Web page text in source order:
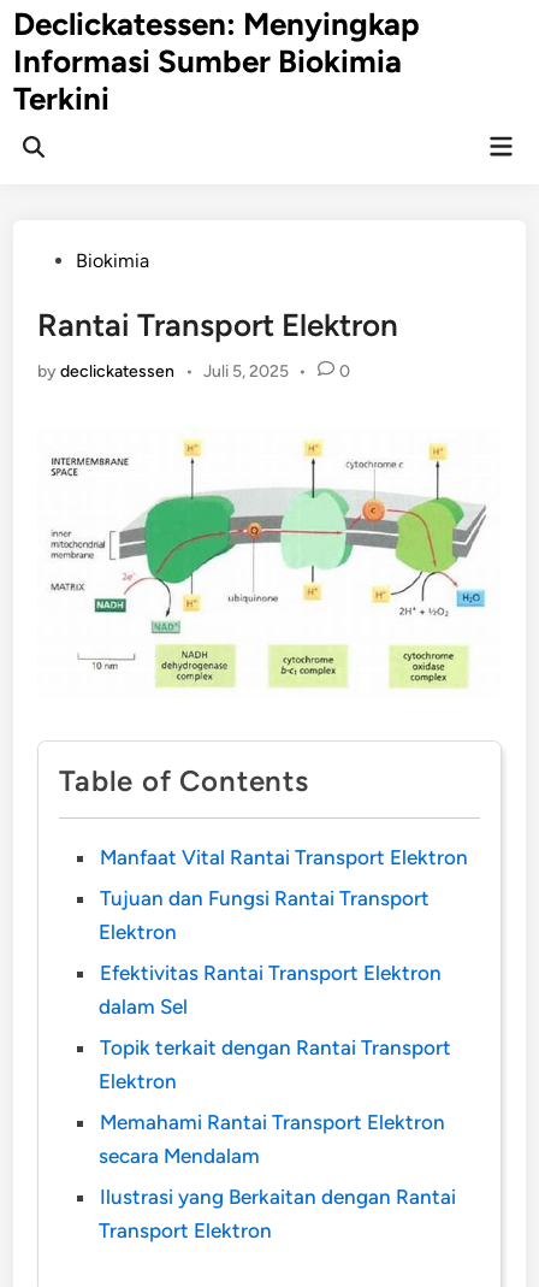
Skip
to
content
Declickatessen: Menyingkap
Informasi Sumber Biokimia
Terkini
Open
PostedBiokimia
Rantai Transport Elektron
bydeclickatessen • Juli 5, 2025 • 0
Table of Contents
Manfaat Vital Rantai Transport Elektron
Tujuan dan Fungsi Rantai Transport
Elektron
Efektivitas Rantai Transport Elektron
dalam Sel
Topik terkait dengan Rantai Transport
Elektron
Memahami Rantai Transport Elektron
secara Mendalam
Ilustrasi yang Berkaitan dengan Rantai
Transport Elektron